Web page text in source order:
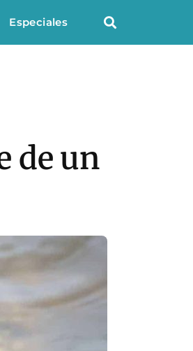
Especiales
de un